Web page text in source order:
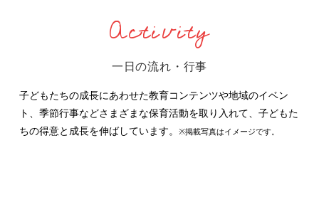
Activity
一日の流れ・行事
子どもたちの成長にあわせた教育コンテンツや地域のイベン
ト、季節行事などさまざまな保育活動を取り入れて、子どもた
ちの得意と成長を伸ばしています。
※掲載写真はイメージです。